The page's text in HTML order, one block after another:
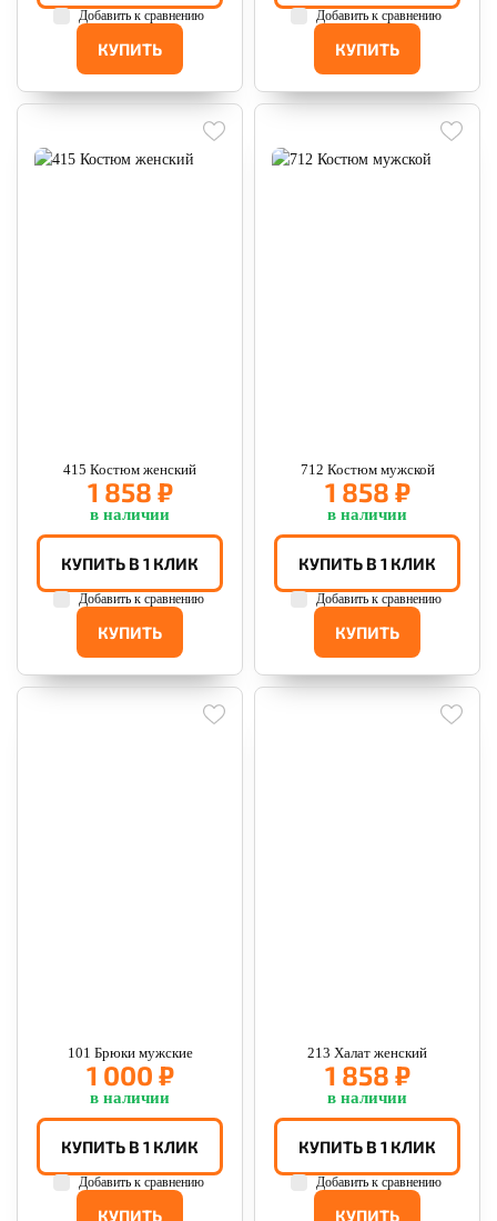
КУПИТЬ
Добавить к сравнению
КУПИТЬ
Добавить к сравнению
415 Костюм женский
1 858 ₽
в наличии
КУПИТЬ
КУПИТЬ В 1 КЛИК
Добавить к сравнению
712 Костюм мужской
1 858 ₽
в наличии
КУПИТЬ
КУПИТЬ В 1 КЛИК
Добавить к сравнению
101 Брюки мужские
1 000 ₽
в наличии
КУПИТЬ
КУПИТЬ В 1 КЛИК
Добавить к сравнению
213 Халат женский
1 858 ₽
в наличии
КУПИТЬ
КУПИТЬ В 1 КЛИК
Добавить к сравнению